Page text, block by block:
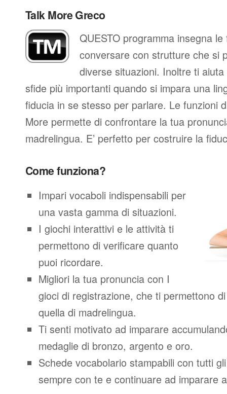
Talk More Greco
QUESTO programma insegna
conversare con strutture che si
diverse situazioni. Inoltre ti
sfide più importanti quando si impara una
fiducia in se stesso per parlare. Le funzioni
More permette di confrontare la tua
madrelingua. E’ perfetto per costruire la
Come funziona?
Impari vocaboli indispensabili per
una vasta gamma di situazioni.
I giochi interattivi e le attività ti
permettono di verificare quanto
puoi ricordare.
Migliori la tua pronuncia con I
gioci di registrazione, che ti permettono
quella di madrelingua.
Ti senti motivato ad imparare
medaglie di bronzo, argento e oro.
Schede vocabolario stampabili con tutti
sempre con te e continuare ad imparare